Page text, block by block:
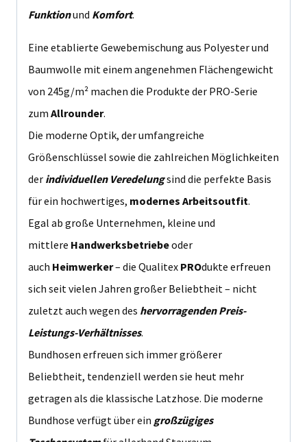
Funktionund Komfort.
Eine etablierte Gewebemischung aus Polyester und
Baumwolle mit einem angenehmen Flächengewicht
von 245g/m² machen die Produkte der PRO-Serie
zum Allrounder.
Die moderne Optik, der umfangreiche
Größenschlüssel sowie die zahlreichen Möglichkeiten
der individuellen Veredelungsind die perfekte Basis
für ein hochwertiges, modernes Arbeitsoutfit.
Egal ab große Unternehmen, kleine und
mittlere Handwerksbetriebeoder
auch Heimwerker– die Qualitex PROdukte erfreuen
sich seit vielen Jahren großer Beliebtheit – nicht
zuletzt auch wegen des hervorragenden Preis-
Leistungs-Verhältnisses.
Bundhosen erfreuen sich immer größerer
Beliebtheit, tendenziell werden sie heut mehr
getragen als die klassische Latzhose. Die moderne
Bundhose verfügt über ein großzügiges